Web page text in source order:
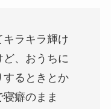
キラキラ輝け
、おうちに
するときとか
癖のまま